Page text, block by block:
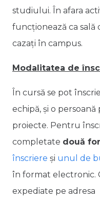
studiului. În afara
funcționează ca
cazați în campus.
Modalitatea de
În cursă se pot
echipă, și o
proiecte. Pentru
completate două
înscriere și unul de
în format electronic.
expediate pe adresa